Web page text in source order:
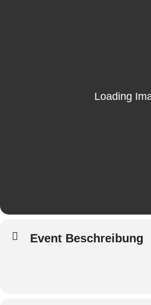
Event Beschreibung